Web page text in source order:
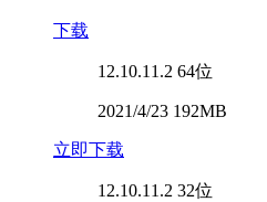
下载
12.10.11.2 64位
2021/4/23 192MB
立即下载
12.10.11.2 32位